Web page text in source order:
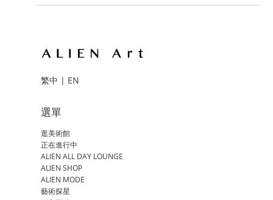
繁中 | EN
選單
逛美術館
正在進行中
ALIEN ALL DAY LOUNGE
ALIEN SHOP
ALIEN MODE
藝術探星